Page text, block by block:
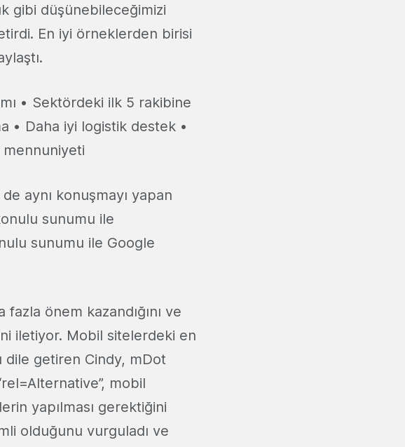
gibi düşünebileceğimizi
En iyi örneklerden birisi
• Sektördeki ilk 5 rakibine
• Daha iyi logistik destek •
mennuniyeti
aynı konuşmayı yapan
sunumu ile
sunumu ile Google
önem kazandığını ve
iletiyor. Mobil sitelerdeki en
getiren Cindy, mDot
mobil
yapılması gerektiğini
olduğunu vurguladı ve